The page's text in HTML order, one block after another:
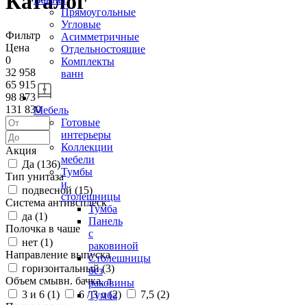
Прямоугольные
Угловые
Асимметричные
Отдельностоящие
Комплекты
ванн
Мебель
Готовые
интерьеры
Коллекции
мебели
Тумбы
и
столешницы
Тумба
Панель
с
раковиной
Столешницы
без
раковины
Тумба
Фильтр
Цена
0
32 958
65 915
98 873
131 830
Акция
Да (136)
Тип унитаза
подвесной (15)
Система антивсплеск
да (1)
Полочка в чаше
нет (1)
Направление выпуска
горизонтальный (3)
Объем смывн. бачка, л
3 и 6 (1) 6 / 3 л (2) 7,5 (2)